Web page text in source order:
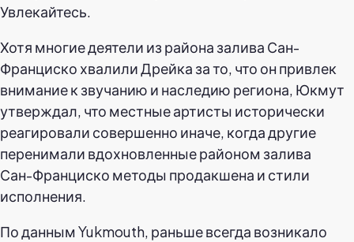
Увлекайтесь.
Хотя многие деятели из района залива Сан-
Франциско хвалили Дрейка за то, что он привлек
внимание к звучанию и наследию региона, Юкмут
утверждал, что местные артисты исторически
реагировали совершенно иначе, когда другие
перенимали вдохновленные районом залива
Сан-Франциско методы продакшена и стили
исполнения.
По данным Yukmouth, раньше всегда возникало